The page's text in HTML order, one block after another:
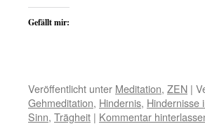
Gefällt mir:
Veröffentlicht unter Meditation, ZEN |
Gehmeditation, Hindernis, Hindernisse
Sinn, Trägheit | Kommentar